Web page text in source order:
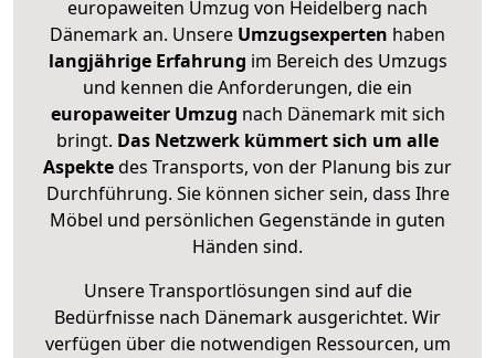
europaweiten Umzug von Heidelberg nach
Dänemark an. Unsere Umzugsexperten haben
langjährige Erfahrung im Bereich des Umzugs
und kennen die Anforderungen, die ein
europaweiter Umzug nach Dänemark mit sich
bringt. Das Netzwerk kümmert sich um alle
Aspektedes Transports, von der Planung bis zur
Durchführung. Sie können sicher sein, dass Ihre
Möbel und persönlichen Gegenstände in guten
Händen sind.
Unsere Transportlösungen sind auf die
Bedürfnisse nach Dänemark ausgerichtet. Wir
verfügen über die notwendigen Ressourcen, um